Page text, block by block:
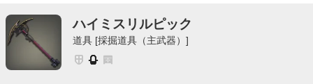
ハイミスリルピック
道具 [採掘道具（主武器）]